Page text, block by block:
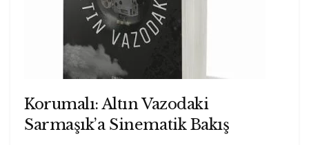
Korumalı: Altın Vazodaki
Sarmaşık’a Sinematik Bakış